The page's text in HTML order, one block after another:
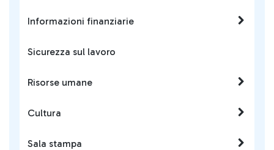
Informazioni finanziarie
Sicurezza sul lavoro
Risorse umane
Cultura
Sala stampa